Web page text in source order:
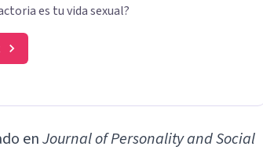
es tu vida sexual?
enJournal of Personality and Social